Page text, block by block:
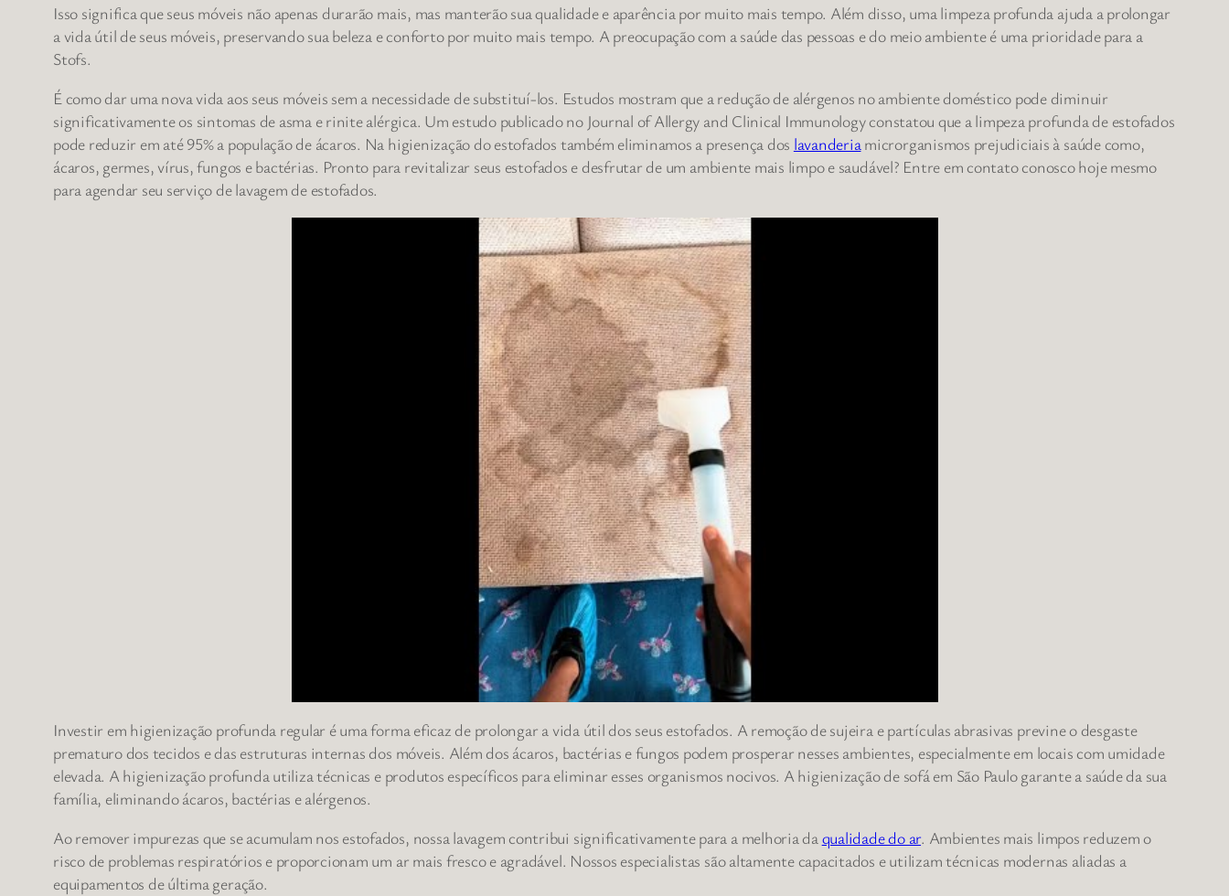
Isso significa que seus móveis não apenas durarão mais, mas manterão sua qualidade e aparência por muito mais tempo. Além disso, uma limpeza profunda ajuda a prolongar
a vida útil de seus móveis, preservando sua beleza e conforto por muito mais tempo. A preocupação com a saúde das pessoas e do meio ambiente é uma prioridade para a
Stofs.
É como dar uma nova vida aos seus móveis sem a necessidade de substituí-los. Estudos mostram que a redução de alérgenos no ambiente doméstico pode diminuir
significativamente os sintomas de asma e rinite alérgica. Um estudo publicado no Journal of Allergy and Clinical Immunology constatou que a limpeza profunda de estofados
pode reduzir em até 95% a população de ácaros. Na higienização do estofados também eliminamos a presença dos lavanderiamicrorganismos prejudiciais à saúde como,
ácaros, germes, vírus, fungos e bactérias. Pronto para revitalizar seus estofados e desfrutar de um ambiente mais limpo e saudável? Entre em contato conosco hoje mesmo
para agendar seu serviço de lavagem de estofados.
Investir em higienização profunda regular é uma forma eficaz de prolongar a vida útil dos seus estofados. A remoção de sujeira e partículas abrasivas previne o desgaste
prematuro dos tecidos e das estruturas internas dos móveis. Além dos ácaros, bactérias e fungos podem prosperar nesses ambientes, especialmente em locais com umidade
elevada. A higienização profunda utiliza técnicas e produtos específicos para eliminar esses organismos nocivos. A higienização de sofá em São Paulo garante a saúde da sua
família, eliminando ácaros, bactérias e alérgenos.
Ao remover impurezas que se acumulam nos estofados, nossa lavagem contribui significativamente para a melhoria daqualidade do ar. Ambientes mais limpos reduzem o
risco de problemas respiratórios e proporcionam um ar mais fresco e agradável. Nossos especialistas são altamente capacitados e utilizam técnicas modernas aliadas a
equipamentos de última geração.